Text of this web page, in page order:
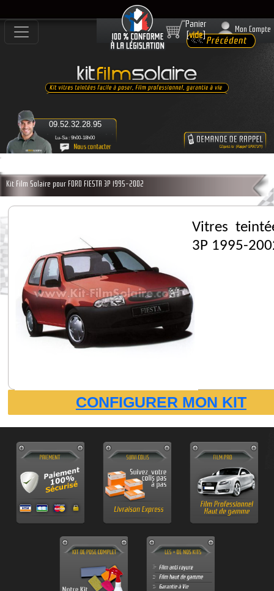
Lu-Sa : 9h00-18h00
09.52.32.28.95
Panier
[vide]
Mon Compte
Kit Film Solaire pour FORD FIESTA 3P 1995-2002
Vitres
3P 1995-
CONFIGURER MON KIT